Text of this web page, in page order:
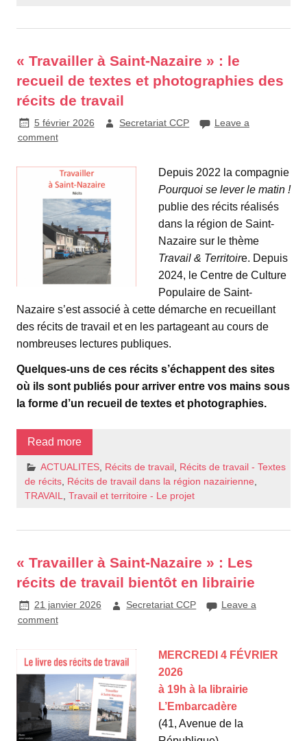
« Travailler à Saint-Nazaire » : le
recueil de textes et photographies des
récits de travail
5 février 2026 Secretariat CCP
Leave a
comment
Depuis 2022 la compagnie
Pourquoi se lever le matin !
publie des récits réalisés
dans la région de Saint-
Nazaire sur le thème
Travail & Territoire. Depuis
2024, le Centre de Culture
Populaire de Saint-
Nazaire s’est associé à cette démarche en recueillant
des récits de travail et en les partageant au cours de
nombreuses lectures publiques.
Quelques-uns de ces récits s’échappent des sites
où ils sont publiés pour arriver entre vos mains sous
la forme d’un recueil de textes et photographies.
Read more
ACTUALITES, Récits de travail, Récits de travail - Textes
de récits, Récits de travail dans la région nazairienne,
TRAVAIL, Travail et territoire - Le projet
« Travailler à Saint-Nazaire » : Les
récits de travail bientôt en librairie
21 janvier 2026 Secretariat CCP
Leave a
comment
MERCREDI 4 FÉVRIER
2026
à 19h à la librairie
L’Embarcadère
(41, Avenue de la